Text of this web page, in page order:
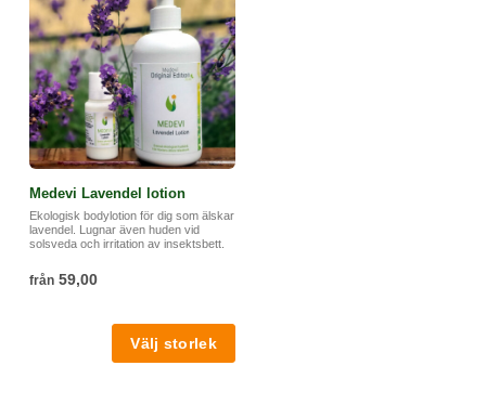
Medevi Lavendel lotion
Ekologisk bodylotion för dig som älskar
lavendel. Lugnar även huden vid
solsveda och irritation av insektsbett.
från 59,00